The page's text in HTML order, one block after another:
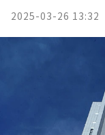
2025-03-26 13:32